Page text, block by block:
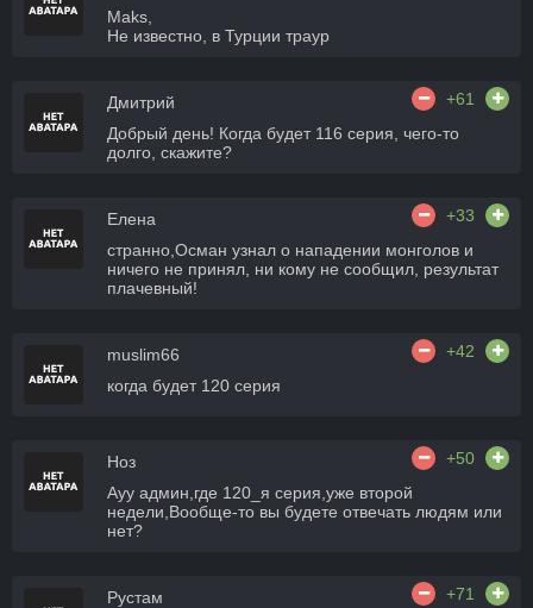
Maks,
Не известно, в Турции траур
Дмитрий
+61
Добрый день! Когда будет 116 серия, чего-то
долго, скажите?
Елена
+33
странно,Осман узнал о нападении монголов и
ничего не принял, ни кому не сообщил, результат
плачевный!
muslim66
+42
когда будет 120 серия
Ноз
+50
Ауу админ,где 120_я серия,уже второй
недели,Вообще-то вы будете отвечать людям или
нет?
Рустам
+71